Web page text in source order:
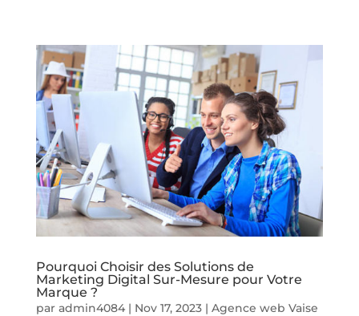
Pourquoi Choisir des Solutions de
Marketing Digital Sur-Mesure pour Votre
Marque ?
par admin4084| Nov 17, 2023| Agence web Vaise